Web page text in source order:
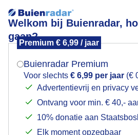
Welkom bij Buienradar,
gaan?
Premium € 6,99 / jaar
Buienradar Premium
Voor slechts € 6,99 per jaar (€
Advertentievrij en privacy
Ontvang voor min. € 40,-
10% donatie aan
Elk moment opzegbaar
sneeuw
Mogen we je locatie
Indien je hier nog geen
verschijnt er zo een pop-up